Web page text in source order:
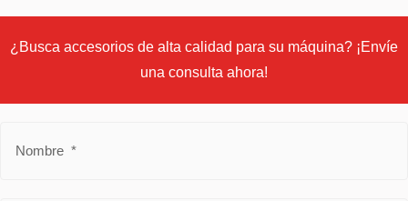
¿Busca accesorios de alta calidad para su máquina? ¡Envíe
una consulta ahora!